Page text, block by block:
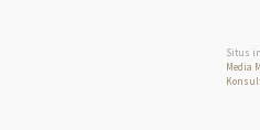
Situs
Media